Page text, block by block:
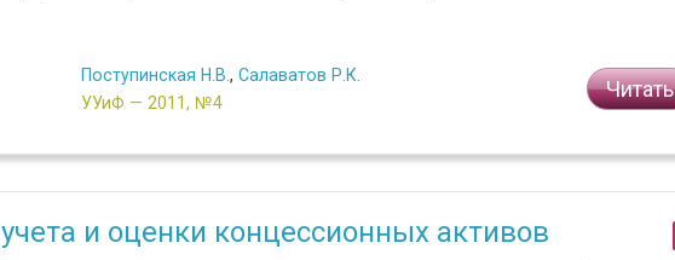
Поступинская Н.В. , Салаватов Р.К.
УУиФ — 2011, №4
Читать
и оценки концессионных активов